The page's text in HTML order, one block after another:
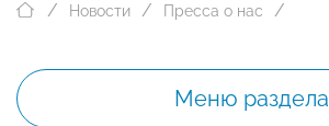
Новости Пресса о нас
Меню раздела